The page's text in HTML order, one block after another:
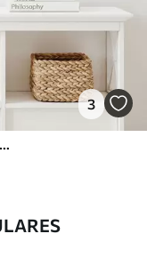
3
Imitación de pintura abstracta con círculos naranjas y grises, hojas y ramas, estilo moderno, efecto acuarela